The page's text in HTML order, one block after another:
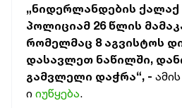
„ნიდერლანდების
პოლიციამ 26 წლის
რომელმაც 8 აგვისტოს
დასავლეთ ნაწილში,
გამვლელი დაჭრა“, -
ი იუწყება.